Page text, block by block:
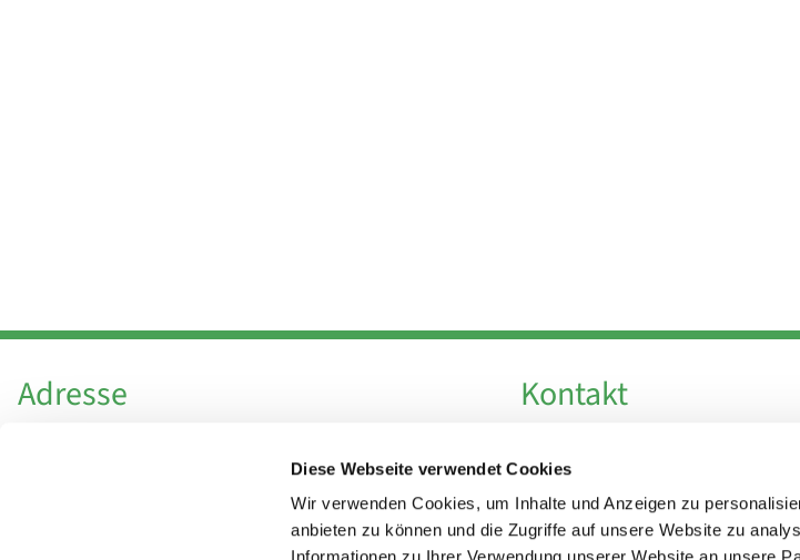
Diese Webseite verwendet Cookies
Wir verwenden Cookies, um Inhalte und Anzeigen zu
anbieten zu können und die Zugriffe auf unsere Website zu
Adresse
Hl. Theresa von Avila Berlin Nordost
Leitender Pfarrer - Norbert Pomplun
Kontakt
Fax +49 30 924 54 18
E-Mailinfo@theresa-von-avila-